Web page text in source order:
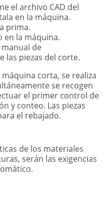
el archivo CAD del
en la máquina.
prima.
en la máquina.
manual de
las piezas del corte.
corta, se realiza
se recogen
el primer control de
y conteo. Las piezas
el rebajado.
de los materiales
serán las exigencias